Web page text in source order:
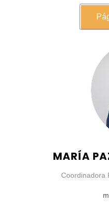
MARÍA
Coordinadora